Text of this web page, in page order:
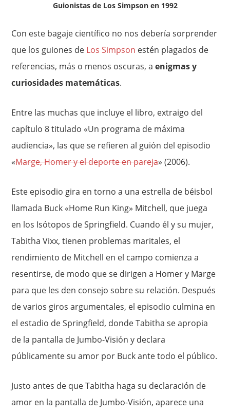
Guionistas de Los Simpson en 1992
Con este bagaje científico no nos debería sorprender
que los guiones de Los Simpson estén plagados de
referencias, más o menos oscuras, aenigmas y
curiosidades matemáticas.
Entre las muchas que incluye el libro, extraigo del
capítulo 8 titulado «Un programa de máxima
audiencia», las que se refieren al guión del episodio
«Marge, Homer y el deporte en pareja» (2006).
Este episodio gira en torno a una estrella de béisbol
llamada Buck «Home Run King» Mitchell, que juega
en los Isótopos de Springfield. Cuando él y su mujer,
Tabitha Vixx, tienen problemas maritales, el
rendimiento de Mitchell en el campo comienza a
resentirse, de modo que se dirigen a Homer y Marge
para que les den consejo sobre su relación. Después
de varios giros argumentales, el episodio culmina en
el estadio de Springfield, donde Tabitha se apropia
de la pantalla de Jumbo-Visión y declara
públicamente su amor por Buck ante todo el público.
Justo antes de que Tabitha haga su declaración de
amor en la pantalla de Jumbo-Visión, aparece una